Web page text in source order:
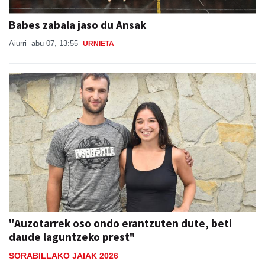
Babes zabala jaso du Ansak
Aiurri abu 07, 13:55 URNIETA
"Auzotarrek oso ondo erantzuten dute, beti
daude laguntzeko prest"
SORABILLAKO JAIAK 2026